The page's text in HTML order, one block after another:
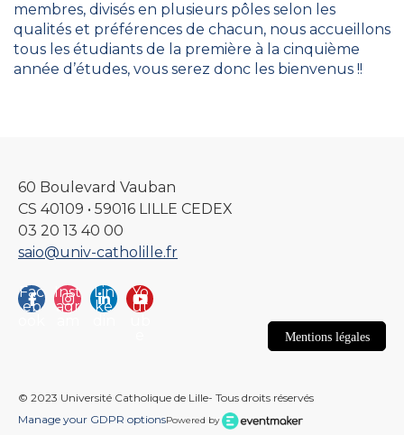
membres, divisés en plusieurs pôles selon les
qualités et préférences de chacun, nous accueillons
tous les étudiants de la première à la cinquième
année d’études, vous serez donc les bienvenus !!
60 Boulevard Vauban
CS 40109 • 59016 LILLE CEDEX
03 20 13 40 00
saio@univ-catholille.fr
Fac
eb
Inst
agr
Lin
ke
Yo
ut
Mentions légales
© 2023 Université Catholique de Lille- Tous droits réservés
Manage your GDPR optionsPowered by